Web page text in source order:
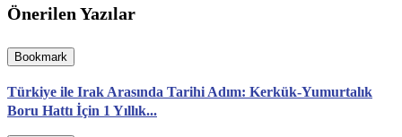
Önerilen Yazılar
Bookmark
Türkiye ile Irak Arasında Tarihi Adım: Kerkük-Yumurtalık
Boru Hattı İçin 1 Yıllık...